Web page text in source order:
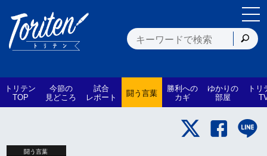
トリテン
TOP
今節の
見どころ
試合
レポート 闘う言葉 勝利への
カギ
ゆかりの
部屋
トリ
闘う言葉